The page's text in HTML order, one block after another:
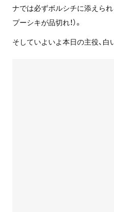
ナでは必ずボルシチに添えら
プーシキが品切れ！）。
そしていよいよ本日の主役、白